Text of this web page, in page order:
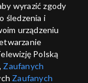
przepisy
transatlantyku
wyrazić zgody
śledzenia i
urządzeniu
Polską
Zaufanych
Zaufanych